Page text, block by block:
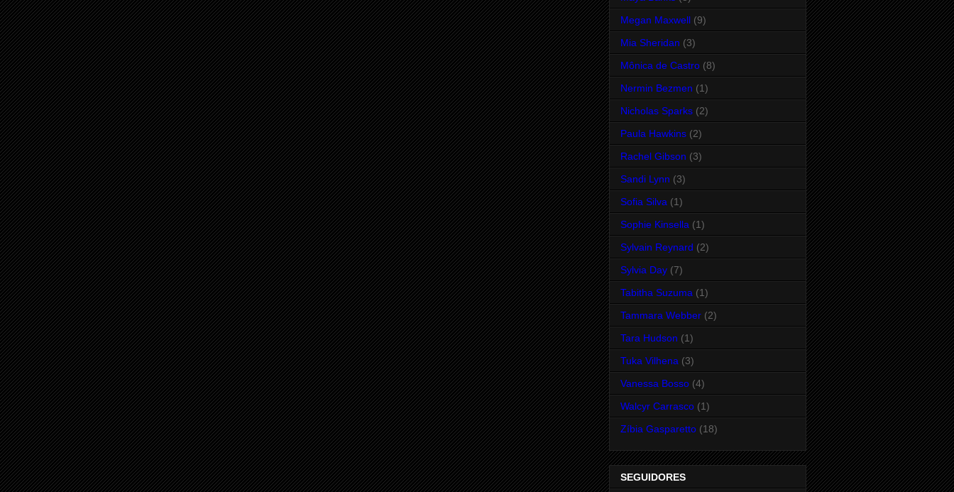
Megan Maxwell (9)
Mia Sheridan (3)
Mônica de Castro (8)
Nermin Bezmen (1)
Nicholas Sparks (2)
Paula Hawkins (2)
Rachel Gibson (3)
Sandi Lynn (3)
Sofia Silva (1)
Sophie Kinsella (1)
Sylvain Reynard (2)
Sylvia Day (7)
Tabitha Suzuma (1)
Tammara Webber (2)
Tara Hudson (1)
Tuka Vilhena (3)
Vanessa Bosso (4)
Walcyr Carrasco (1)
Zíbia Gasparetto (18)
SEGUIDORES